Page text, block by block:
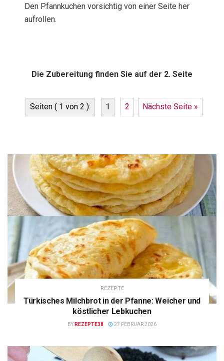
Den Pfannkuchen vorsichtig von einer Seite her
aufrollen.
Die Zubereitung finden Sie auf der 2. Seite
Seiten ( 1 von 2 ): 1 2 Nächste Seite »
REZEPTE
Türkisches Milchbrot in der Pfanne: Weicher und
köstlicher Lebkuchen
BY REZEPTE38 27 FEBRUAR 2026